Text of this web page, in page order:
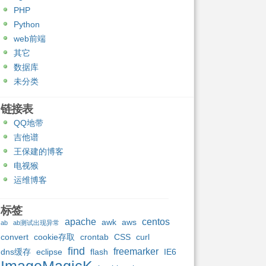
PHP
Python
web前端
其它
数据库
未分类
链接表
QQ地带
吉他谱
王保建的博客
电视猴
运维博客
标签
ab ab测试出现异常 apache awk aws centos
convert cookie存取 crontab CSS curl
dns缓存 eclipse find flash freemarker IE6